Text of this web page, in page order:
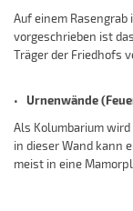
Auf einem
vorgeschrieben ist
Träger der Friedhofs
• Urnenwände
Als Kolumbarium
in dieser Wand kann
meist in eine